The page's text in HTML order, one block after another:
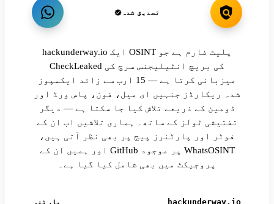
تصدیق شدہ
hackunderway.io ایک OSINT پلیٹ فارم ہے جو
CheckLeaked کی بریچ انٹیلیجنس سرچ کی
میزبانی کرتا ہے — 15 ارب سے زائد ایکسپوز
شدہ ریکارڈز جنہیں ای میل، فون، پاس ورڈ اور
ڈومین کے ذریعے تلاش کیا جا سکتا ہے — دیگر
تفتیشی ٹولز کے ساتھ۔ ہماری تلاشیں اب ان کے
فوٹر اور پارٹنرز پیج پر بھی نظر آتی ہیں،
اور ہمیں ان کے GitHub پر موجود WhatsOSINT
پروجیکٹ میں بھی شامل کیا گیا ہے۔
hackunderway.io